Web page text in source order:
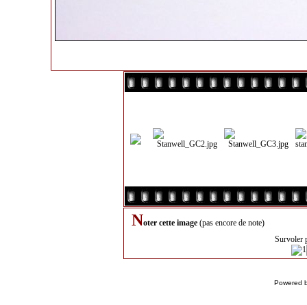
Noter cette image (pas encore de note)
Survoler
Powered